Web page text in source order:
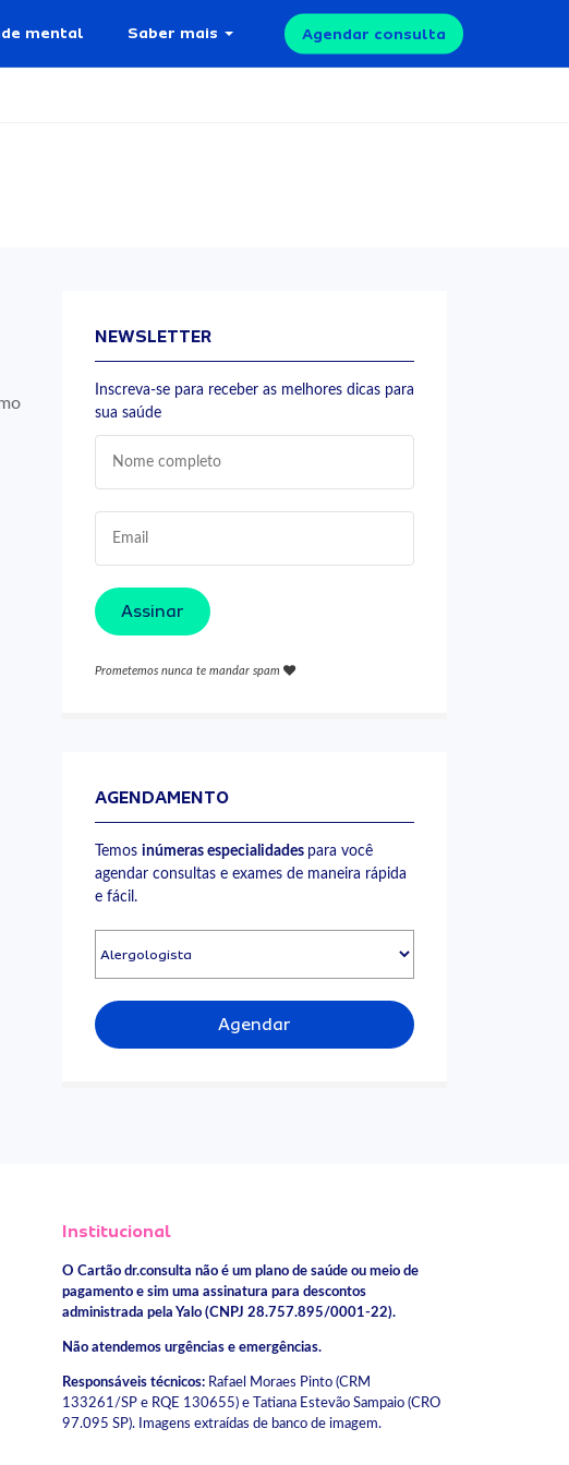
mental Saber mais Agendar consulta
NEWSLETTER
Inscreva-se para receber as melhores dicas para
sua saúde
Assinar
Prometemos nunca te mandar spam
AGENDAMENTO
Temos inúmeras especialidades para você
agendar consultas e exames de maneira rápida
e fácil.
Agendar
Institucional
O Cartão dr.consulta não é um plano de saúde ou meio de
pagamento e sim uma assinatura para descontos
administrada pela Yalo (CNPJ 28.757.895/0001-22).
Não atendemos urgências e emergências.
Responsáveis técnicos:Rafael Moraes Pinto (CRM
133261/SP e RQE 130655) e Tatiana Estevão Sampaio (CRO
97.095 SP). Imagens extraídas de banco de imagem.